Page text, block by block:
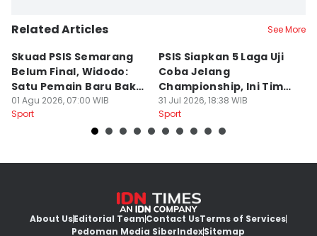
Related Articles See More
Skuad PSIS Semarang
Belum Final, Widodo:
Satu Pemain Baru Bakal
Gabung
01 Agu 2026, 07:00 WIB
Sport
PSIS Siapkan 5 Laga Uji
Coba Jelang
Championship, Ini Tim
Calon Lawan
31 Jul 2026, 18:38 WIB
Sport
About UsEditorial TeamContact UsTerms of Services
Pedoman Media SiberIndexSitemap